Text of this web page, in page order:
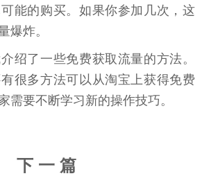
能的购买。如果你参加几次，这
爆炸。
绍了一些免费获取流量的方法。
很多方法可以从淘宝上获得免费
需要不断学习新的操作技巧。
下 一 篇